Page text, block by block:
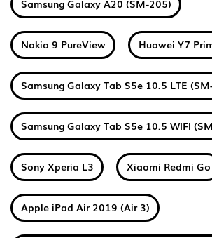
Samsung Galaxy A20 (SM-205)
Nokia 9 PureView Huawei Y7
Samsung Galaxy Tab S5e 10.5 LTE
Samsung Galaxy Tab S5e 10.5 WIFI
Sony Xperia L3 Xiaomi Redmi Go
Apple iPad Air 2019 (Air 3)